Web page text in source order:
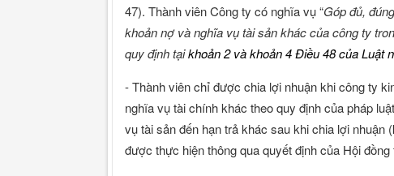
47). Thành viên Công ty có nghĩa vụ “Góp đủ,
khoản nợ và nghĩa vụ tài sản khác của công ty
quy định tạikhoản 2 và khoản 4 Điều 48 của Luật
- Thành viên chỉ được chia lợi nhuận khi công ty
nghĩa vụ tài chính khác theo quy định của pháp
vụ tài sản đến hạn trả khác sau khi chia lợi
được thực hiện thông qua quyết định của Hội